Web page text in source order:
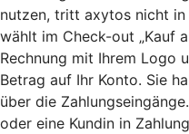
nutzen, tritt axytos nicht in
wählt im Check-out „Kauf
Rechnung mit Ihrem Logo
Betrag auf Ihr Konto. Sie
über die
oder eine Kundin in